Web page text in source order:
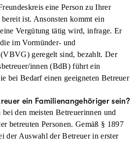
eine Person zu Ihrer
ist. Ansonsten kommt ein
Vergütung tätig wird, infrage. Er
im Vormünder- und
geregelt sind, bezahlt. Der
innen (BdB) führt ein
bei Bedarf einen geeigneten Betreuer
ein Familienangehöriger sein?
den meisten Betreuerinnen und
betreuten Personen. Gemäß § 1897
der Auswahl der Betreuer in erster